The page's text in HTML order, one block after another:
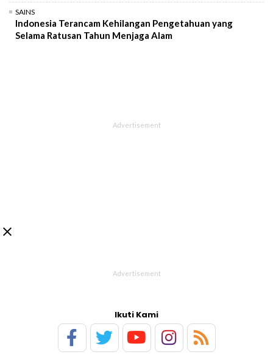
SAINS
Indonesia Terancam Kehilangan Pengetahuan yang
Selama Ratusan Tahun Menjaga Alam

Ikuti Kami